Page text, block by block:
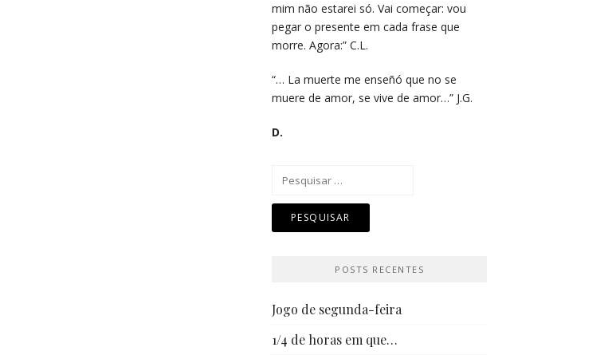
mim não estarei só. Vai começar: vou
pegar o presente em cada frase que
morre. Agora:” C.L.
“… La muerte me enseñó que no se
muere de amor, se vive de amor…” J.G.
D.
Pesquisar
POSTS RECENTES
Jogo de segunda-feira
1/4 de horas em que…